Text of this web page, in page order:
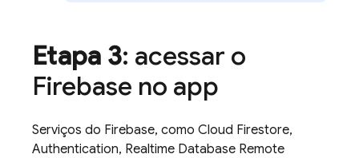
Etapa 3: acessar o
Firebase no app
Serviços do Firebase, como Cloud Firestore,
Authentication, Realtime Database Remote